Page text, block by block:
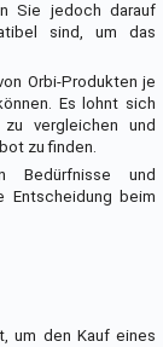
Sie jedoch darauf
sind, um das
Orbi-Produkten je
Es lohnt sich
vergleichen und
zu finden.
Bedürfnisse und
Entscheidung beim
um den Kauf eines